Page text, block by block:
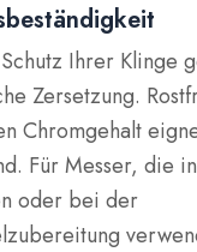
Ihrer Klinge
Zersetzung.
Chromgehalt
Für Messer, die
oder bei der